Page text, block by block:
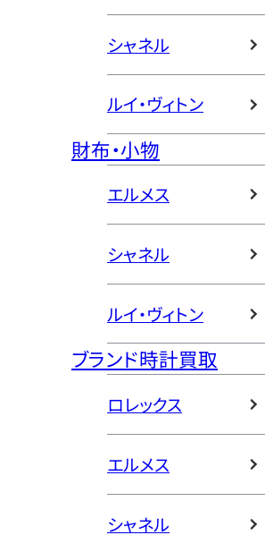
シャネル
ルイ・ヴィトン
財布・小物
エルメス
シャネル
ルイ・ヴィトン
ブランド時計買取
ロレックス
エルメス
シャネル